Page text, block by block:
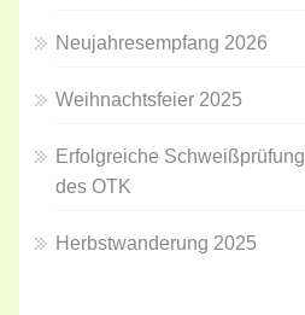
Neujahresempfang 2026
Weihnachtsfeier 2025
Erfolgreiche Schweißprüfung
des OTK
Herbstwanderung 2025